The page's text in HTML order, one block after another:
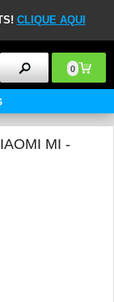
CLIQUE AQUI
0
MI -